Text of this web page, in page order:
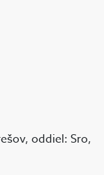
oddiel: Sro,